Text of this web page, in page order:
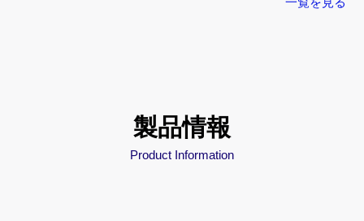
製品情報
Product Information